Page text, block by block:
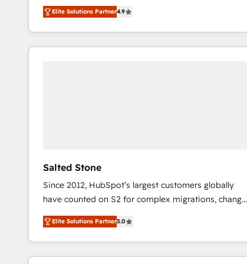
North America. Avec plus de 115 experts en
marketing automation, Growth, Revops, CRM et
webdesign. Markentive is both a consulting firm, a
digital agency and an integrator. With over 115
Elite Solutions Partner4.9
Salted Stone
Since 2012, HubSpot’s largest customers globally
have counted on S2 for complex migrations, change
management, systems integration, and creative
solutions that deliver measurable impact and
transform brand experiences As one of the few full-
service creative agencies in the HubSpot
Elite Solutions Partner5.0